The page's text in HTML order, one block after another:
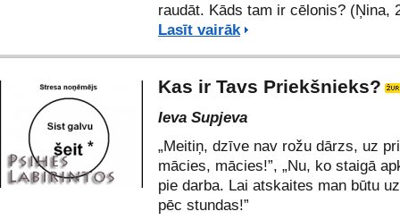
raudāt. Kāds tam ir cēlonis? (Ņina,
Lasīt vairāk
Kas ir Tavs Priekšnieks?
Ieva Supjeva
„Meitiņ, dzīve nav rožu dārzs, uz
mācies, mācies!”, „Nu, ko staigā
pie darba. Lai atskaites man būtu
pēc stundas!”